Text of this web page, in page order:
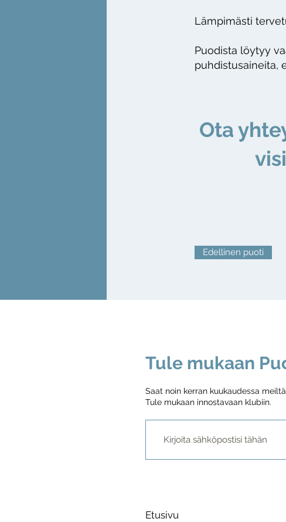
Lämpimästi
Puodista löytyy
puhdistusaineita,
Ota
Edellinen puoti
Tule mukaan
Saat noin kerran kuukaudessa
Tule mukaan innostavaan klubiin.
Etusivu